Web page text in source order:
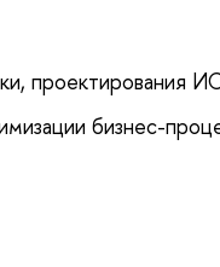
проектирования
бизнес-